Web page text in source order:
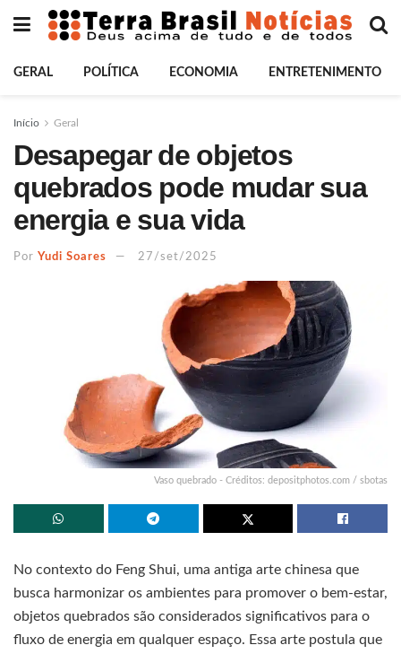
GERAL POLÍTICA ECONOMIA ENTRETENIMENTO
Início Geral
Desapegar de objetos
quebrados pode mudar sua
energia e sua vida
Por Yudi Soares 27/set/2025
Vaso quebrado - Créditos: depositphotos.com / sbotas
No contexto do Feng Shui, uma antiga arte chinesa que
busca harmonizar os ambientes para promover o bem-estar,
objetos quebrados são considerados significativos para o
fluxo de energia em qualquer espaço. Essa arte postula que